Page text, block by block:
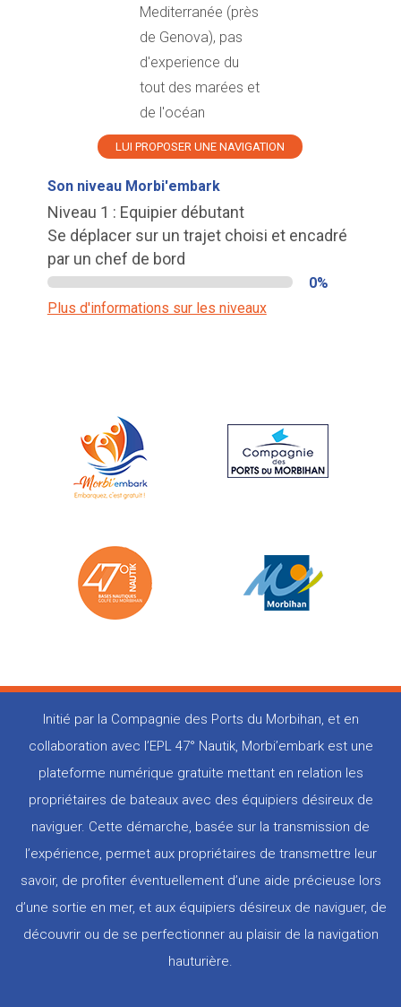
Mediterranée (près
de Genova), pas
d'experience du
tout des marées et
de l'océan
LUI PROPOSER UNE NAVIGATION
Son niveau Morbi'embark
Niveau 1 : Equipier débutant
Se déplacer sur un trajet choisi et encadré
par un chef de bord
0%
Plus d'informations sur les niveaux
Initié par la Compagnie des Ports du Morbihan, et en
collaboration avec l’EPL 47° Nautik, Morbi’embark est une
plateforme numérique gratuite mettant en relation les
propriétaires de bateaux avec des équipiers désireux de
naviguer. Cette démarche, basée sur la transmission de
l’expérience, permet aux propriétaires de transmettre leur
savoir, de profiter éventuellement d’une aide précieuse lors
d’une sortie en mer, et aux équipiers désireux de naviguer, de
découvrir ou de se perfectionner au plaisir de la navigation
hauturière.